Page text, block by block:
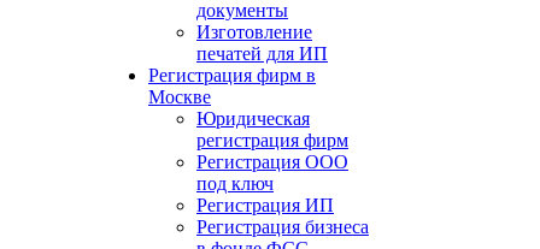
документы
Изготовление
печатей для ИП
Регистрация фирм в
Москве
Юридическая
регистрация фирм
Регистрация ООО
под ключ
Регистрация ИП
Регистрация бизнеса